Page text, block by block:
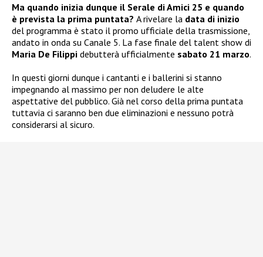
Ma quando inizia dunque il Serale di Amici 25 e quando
è prevista la prima puntata? A rivelare la data di inizio
del programma è stato il promo ufficiale della trasmissione,
andato in onda su Canale 5. La fase finale del talent show di
Maria De Filippi debutterà ufficialmente sabato 21 marzo.
In questi giorni dunque i cantanti e i ballerini si stanno
impegnando al massimo per non deludere le alte
aspettative del pubblico. Già nel corso della prima puntata
tuttavia ci saranno ben due eliminazioni e nessuno potrà
considerarsi al sicuro.